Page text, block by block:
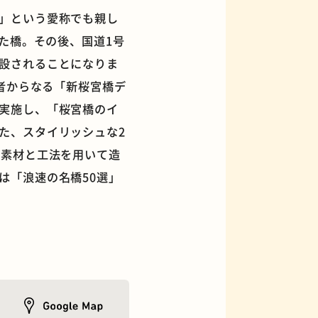
オムライス
という愛称でも親し
橋。その後、国道1号
されることになりま
からなる「新桜宮橋デ
施し、「桜宮橋のイ
、スタイリッシュな2
材と工法を用いて造
「浪速の名橋50選」